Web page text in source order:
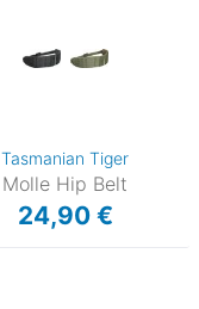
Tasmanian Tiger
Molle Hip Belt
24,90 €